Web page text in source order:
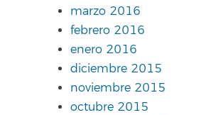
marzo 2016
febrero 2016
enero 2016
diciembre 2015
noviembre 2015
octubre 2015